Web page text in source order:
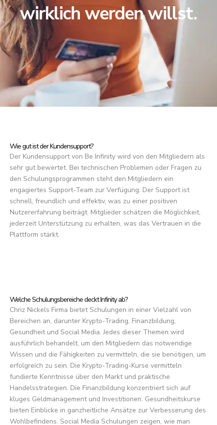
wirklich werden willst.
Wie gut ist der Kundensupport?
Der Kundensupport von Be Infinity wird von den Mitgliedern als
sehr gut bewertet. Bei technischen Problemen oder Fragen zu
den Schulungsprogrammen steht den Mitgliedern ein
engagiertes Support-Team zur Verfügung. Der Support ist
schnell, freundlich und effektiv, was zu einer positiven
Nutzererfahrung beiträgt. Mitglieder schätzen die Möglichkeit,
jederzeit Unterstützung zu erhalten, was das Vertrauen in die
Plattform stärkt.
Welche Schulungsbereiche deckt Infinity ab?
Chriz Nickels Firma bietet Schulungen in einer Vielzahl von
Bereichen an, darunter Krypto-Trading, Finanzbildung,
Gesundheit und Social Media. Jedes dieser Themen wird
ausführlich behandelt, um den Mitgliedern das notwendige
Wissen und die Fähigkeiten zu vermitteln, die sie benötigen, um
erfolgreich zu sein. Die Krypto-Trading-Kurse vermitteln
fundierte Kenntnisse über den Markt und praktische
Handelsstrategien. Die Finanzbildung konzentriert sich auf
kluges Geldmanagement und Investitionen. Gesundheitskurse
bieten Einblicke in ganzheitliche Ansätze zur Verbesserung des
Wohlbefindens. Social Media Schulungen zeigen, wie man